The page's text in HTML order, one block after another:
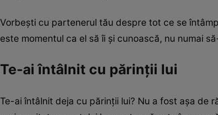
Vorbeşti cu partenerul tău despre tot ce se
este momentul ca el să îi şi cunoască, nu numai
Te-ai întâlnit cu părinţii lui
Te-ai întâlnit deja cu părinţii lui? Nu a fost aşa de